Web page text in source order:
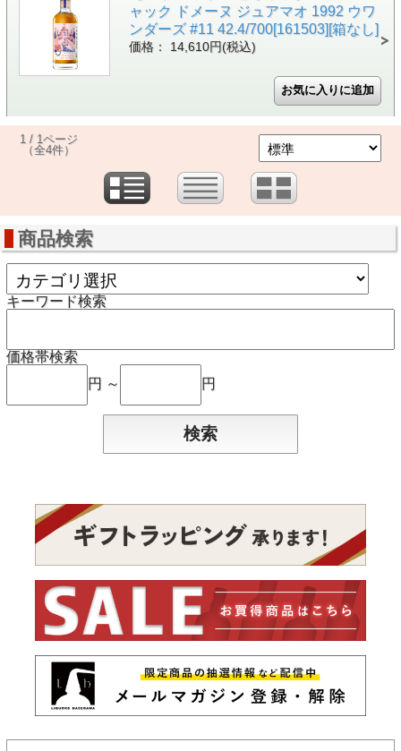
ャック ドメーヌ ジュアマオ 1992 ウワ
ンダーズ #11 42.4/700[161503][箱なし]
価格： 14,610円(税込)
1 / 1ページ
（全4件）
商品検索
キーワード検索
価格帯検索
円 ～
円